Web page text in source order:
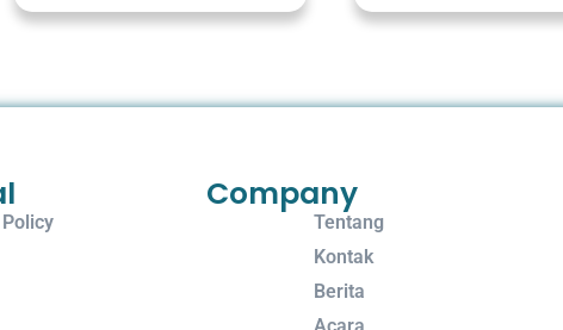
Tentang
Kontak
Berita
Company